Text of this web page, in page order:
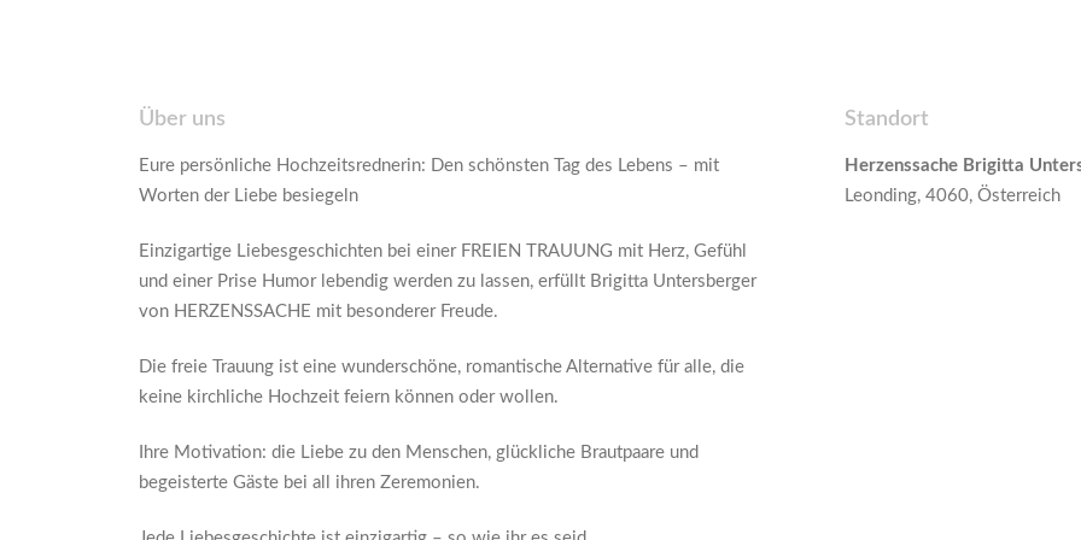
Über uns
Eure persönliche Hochzeitsrednerin: Den schönsten Tag des Lebens – mit
Worten der Liebe besiegeln
Einzigartige Liebesgeschichten bei einer FREIEN TRAUUNG mit Herz, Gefühl
und einer Prise Humor lebendig werden zu lassen, erfüllt Brigitta Untersberger
von HERZENSSACHE mit besonderer Freude.
Die freie Trauung ist eine wunderschöne, romantische Alternative für alle, die
keine kirchliche Hochzeit feiern können oder wollen.
Ihre Motivation: die Liebe zu den Menschen, glückliche Brautpaare und
begeisterte Gäste bei all ihren Zeremonien.
Standort
Herzenssache Brigitta
Leonding, 4060, Österreich